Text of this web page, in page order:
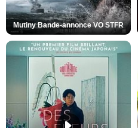
Mutiny Bande-annonce VO STFR